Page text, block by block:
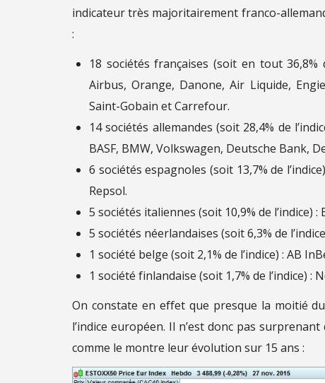
indicateur très majoritairement franco-
:
18 sociétés françaises (soit en tout 36,8%
Airbus, Orange, Danone, Air Liquide,
Saint-Gobain et Carrefour.
14 sociétés allemandes (soit 28,4% de
BASF, BMW, Volkswagen, Deutsche Bank,
6 sociétés espagnoles (soit 13,7% de
Repsol.
5 sociétés italiennes (soit 10,9% de l’indice)
5 sociétés néerlandaises (soit 6,3% de
1 société belge (soit 2,1% de l’indice) : AB
1 société finlandaise (soit 1,7% de l’indice) :
On constate en effet que presque la moitié
l’indice européen. Il n’est donc pas
comme le montre leur évolution sur 15 ans :